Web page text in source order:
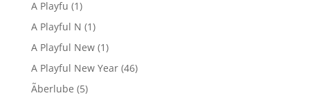
A Playfu (1)
A Playful N (1)
A Playful New (1)
A Playful New Year (46)
Ãberlube (5)